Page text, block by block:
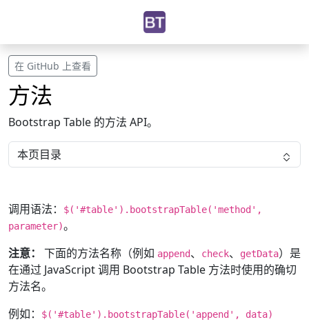
在 GitHub 上查看
方法
Bootstrap Table 的方法 API。
本页目录
调用语法：
$('#table').bootstrapTable('method',
parameter)。
注意：
下面的方法名称（例如 append、 check、 getData）是
在通过 JavaScript 调用 Bootstrap Table 方法时使用的确切
方法名。
例如：
$('#table').bootstrapTable('append', data)